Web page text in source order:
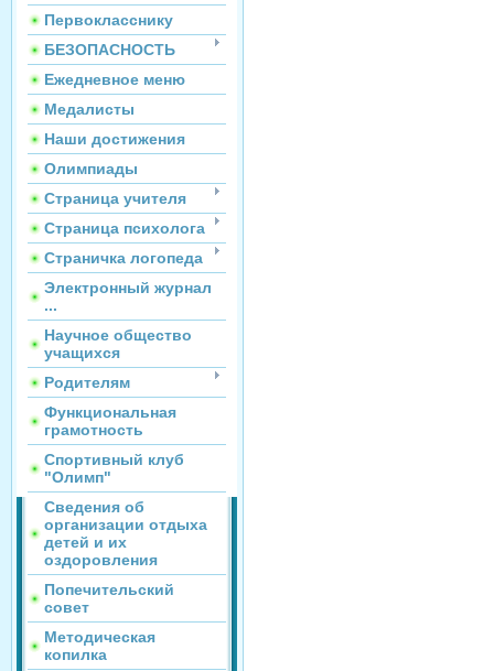
Первокласснику
БЕЗОПАСНОСТЬ
Ежедневное меню
Медалисты
Наши достижения
Олимпиады
Страница учителя
Страница психолога
Страничка логопеда
Электронный журнал
...
Научное общество
учащихся
Родителям
Функциональная
грамотность
Спортивный клуб
"Олимп"
Сведения об
организации отдыха
детей и их
оздоровления
Попечительский
совет
Методическая
копилка